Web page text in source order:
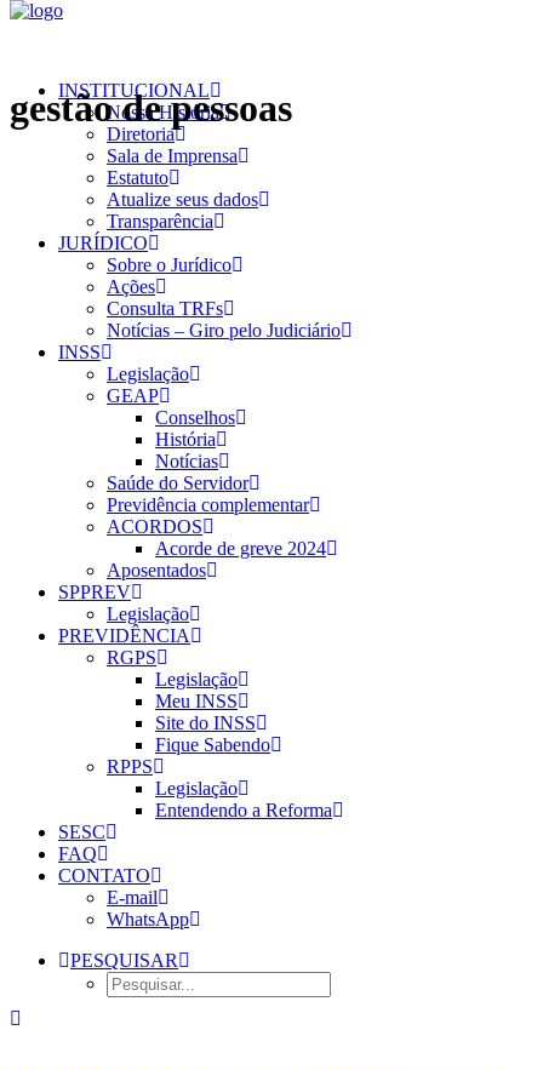
INSTITUCIONAL
Nossa História
Diretoria
Sala de Imprensa
Estatuto
Atualize seus dados
Transparência
JURÍDICO
Sobre o Jurídico
Ações
Consulta TRFs
Notícias – Giro pelo Judiciário
INSS
Legislação
GEAP
Conselhos
História
Notícias
Saúde do Servidor
Previdência complementar
ACORDOS
Acorde de greve 2024
Aposentados
SPPREV
Legislação
PREVIDÊNCIA
RGPS
Legislação
Meu INSS
Site do INSS
Fique Sabendo
RPPS
Legislação
Entendendo a Reforma
SESC
FAQ
CONTATO
E-mail
WhatsApp
PESQUISAR
gestão de pessoas